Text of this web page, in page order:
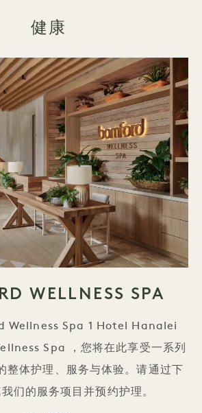
健康
WELLNESS SPA
Wellness Spa 1 Hotel Hanalei
Spa ，您将在此享受一系列
整体护理、服务与体验。请通过下
们的服务项目并预约护理。